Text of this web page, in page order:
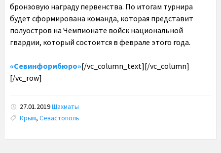
бронзовую награду первенства. По итогам турнира
будет сформирована команда, которая представит
полуостров на Чемпионате войск национальной
гвардии, который состоится в феврале этого года.
«Севинформбюро»[/vc_column_text][/vc_column]
[/vc_row]
27.01.2019Шахматы
Tags:
Крым, Севастополь